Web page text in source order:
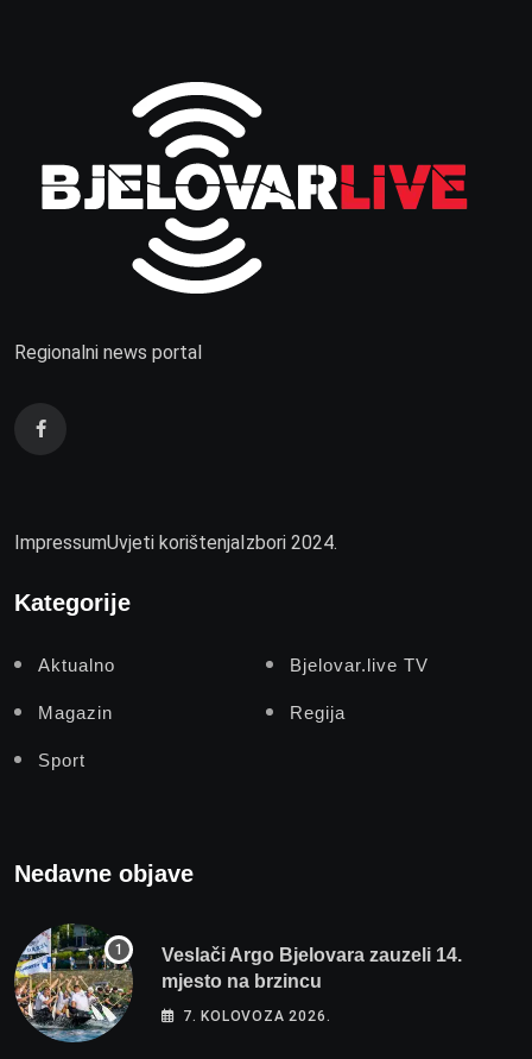
Regionalni news portal
ImpressumUvjeti korištenjaIzbori 2024.
Kategorije
Aktualno Bjelovar.live TV
Magazin Regija
Sport
Nedavne objave
Veslači Argo Bjelovara zauzeli 14.
mjesto na brzincu
7. KOLOVOZA 2026.